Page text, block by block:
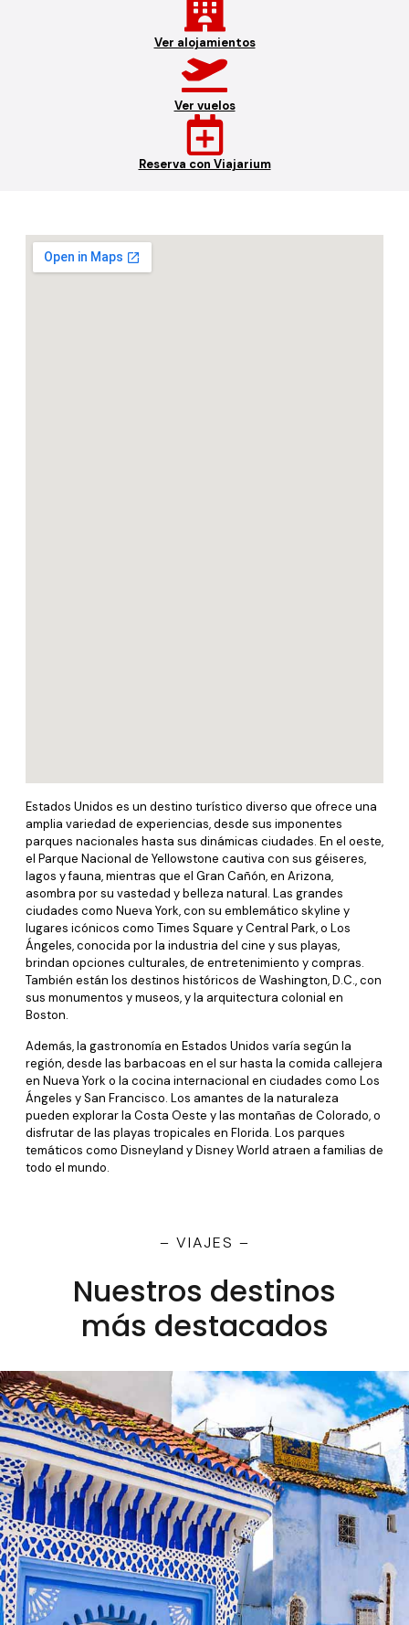
Ver alojamientos
Ver vuelos
Reserva con Viajarium
Estados Unidos es un destino turístico diverso que ofrece una
amplia variedad de experiencias, desde sus imponentes
parques nacionales hasta sus dinámicas ciudades. En el oeste,
el Parque Nacional de Yellowstone cautiva con sus géiseres,
lagos y fauna, mientras que el Gran Cañón, en Arizona,
asombra por su vastedad y belleza natural. Las grandes
ciudades como Nueva York, con su emblemático skyline y
lugares icónicos como Times Square y Central Park, o Los
Ángeles, conocida por la industria del cine y sus playas,
brindan opciones culturales, de entretenimiento y compras.
También están los destinos históricos de Washington, D.C., con
sus monumentos y museos, y la arquitectura colonial en
Boston.
Además, la gastronomía en Estados Unidos varía según la
región, desde las barbacoas en el sur hasta la comida callejera
en Nueva York o la cocina internacional en ciudades como Los
Ángeles y San Francisco. Los amantes de la naturaleza
pueden explorar la Costa Oeste y las montañas de Colorado, o
disfrutar de las playas tropicales en Florida. Los parques
temáticos como Disneyland y Disney World atraen a familias de
todo el mundo.
– VIAJES –
Nuestros destinos
más destacados